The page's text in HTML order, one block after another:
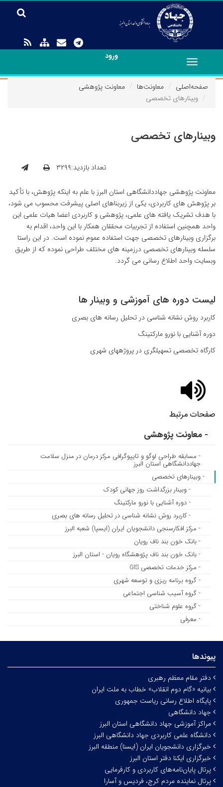
ورود
Toggle
navigation
صفحه‌اصلی
معاونت‌ها
معاونت پژوهشی
وبینارهای تخصصی
وبینارهای تخصصی
تعداد بازدید:۳۲۹۹
معاونت پژوهشی جهاددانشگاهی استان البرز با علم به اینکه پژوهش، با تأکید
بر پژوهش های کاربردی، یکی از زیربناهای اصلی پیشرفت محسوب می شود،
با هدف تشریک یافته های علمی، پژوهشی و کاربردی اعضا هیات علمی این
واحد همچنین استفاده از تجربیات محققان همکار با این واحد، اقدام به
برگزاری وبینارهای تخصصی جهت استفاده عموم نموده است. در این راستا
سلسله وبینارهای تخصصی درزمینه های مختلف طراحی نموده که از طریق
وبسایت واحد اطلاع رسانی می گردد.
لیست دوره های آموزشی و وبینار ها
کاربرد روش نشانه شناسی در تحلیل رسانه های بصری
دوره آشنایی با نورو مارکتینگ
کارگاه تخصصی تسهیلگری در پروژههای شهری
صفحات مرتبط
- معاونت پژوهشی
- مسابقه طراحی لوگو و تایپوگرافی مرکز درمان در منزل سلامت
جهاددانشگاهی استان البرز
- وبینارهای تخصصی
- وبینار بزرگداشت روز جهانی کودک
- دوره آشنایی با نورو مارکتینگ
- کاربرد روش نشانه شناسی در تحلیل رسانه های بصری
- مرکز افکارسنجی دانشجویان ایران (ایسپا) شعبه البرز
- بانک خون بند ناف رویان
- بانک خون بند ناف پژوهشگاه رویان - استان البرز
- مرکز خدمات تخصصی GIS
- گروه برنامه ریزی و توسعه شهری
- گروه آسیب شناسی اجتماعی
- گروه علوم شناختی
- معرفی
پیوندها
دفتر مقام معظم رهبری
بیانیه «گام دوم انقلاب» خطاب به ملت ایران
پایگاه اطلاع رسانی ریاست جمهوری
جهاد دانشگاهی
مراکز آموزشی جهاد دانشگاهی استان البرز
دانشگاه علمی کاربردی جهاد دانشگاهی البرز
خبرگزاری دانشجویان ایران (ایسنا) منطقه البرز
خبرگزاری ایکنا دفتر استان البرز
پرتال پایان‌نامه‌های کاربردی و کارفرمایی
پرتال نماینده مردم کرج، فردیس و آسارا